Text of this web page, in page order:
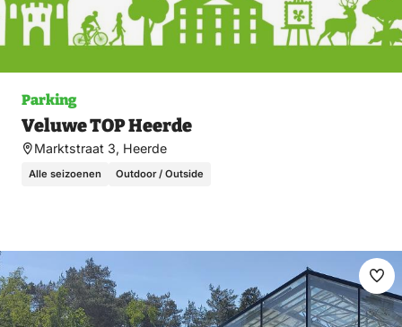
Parking
Veluwe TOP Heerde
Marktstraat 3, Heerde
Alle seizoenen Outdoor / Outside